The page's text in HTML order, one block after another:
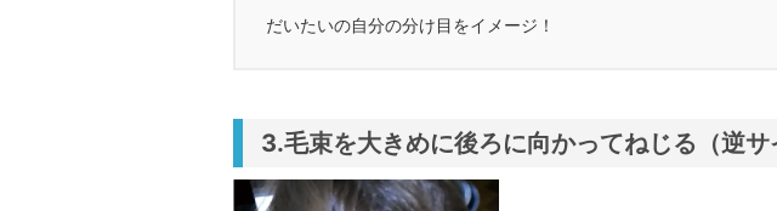
だいたいの自分の分け目をイメージ！
3.毛束を大きめに後ろに向かってねじる（逆サ